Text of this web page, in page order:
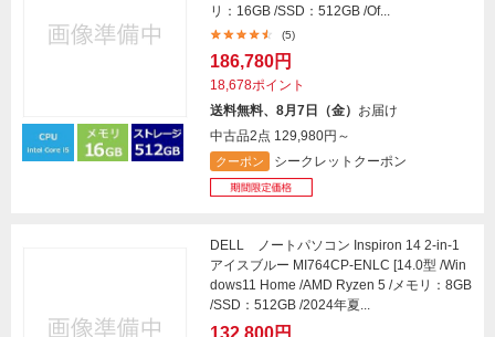
リ：16GB /SSD：512GB /Of...
(5)
186,780円
18,678ポイント
送料無料、8月7日（金） お届け
中古品2点 129,980円～
クーポン シークレットクーポン
DELL ノートパソコン Inspiron 14 2-in-1
アイスブルー MI764CP-ENLC [14.0型 /Win
dows11 Home /AMD Ryzen 5 /メモリ：8GB
/SSD：512GB /2024年夏...